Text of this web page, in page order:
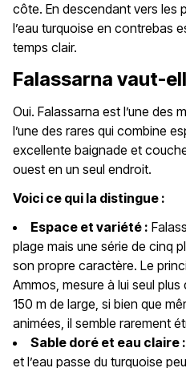
côte. En descendant vers les
l’eau turquoise en contrebas
temps clair.
Falassarna vaut-
Oui. Falassarna est l’une des
l’une des rares qui combine
excellente baignade et
ouest en un seul endroit.
Voici ce qui la distingue :
Espace et variété :
plage mais une série de cinq
son propre caractère. Le
Ammos, mesure à lui seul
150 m de large, si bien que
animées, il semble rarement
Sable doré et eau claire :
et l’eau passe du turquoise